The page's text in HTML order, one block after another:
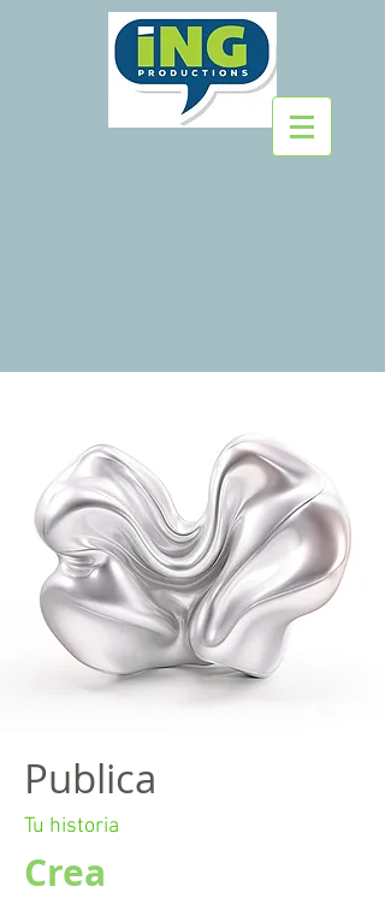
Publica
Tu historia
Crea